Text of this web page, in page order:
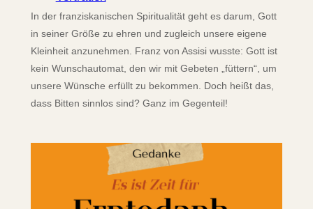
In der franziskanischen Spiritualität geht es darum, Gott
in seiner Größe zu ehren und zugleich unsere eigene
Kleinheit anzunehmen. Franz von Assisi wusste: Gott ist
kein Wunschautomat, den wir mit Gebeten „füttern“, um
unsere Wünsche erfüllt zu bekommen. Doch heißt das,
dass Bitten sinnlos sind? Ganz im Gegenteil!